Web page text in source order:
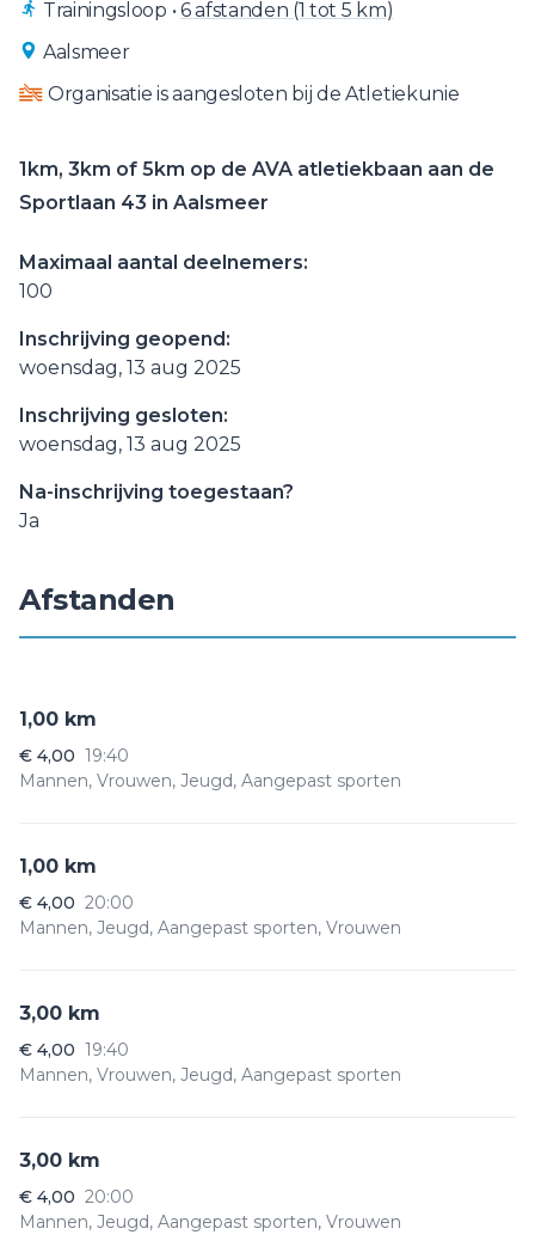
Trainingsloop • 6 afstanden (1 tot 5 km)
Aalsmeer
Organisatie is aangesloten bij de Atletiekunie
1km, 3km of 5km op de AVA atletiekbaan aan de
Sportlaan 43 in Aalsmeer
Maximaal aantal deelnemers:
100
Inschrijving geopend:
woensdag, 13 aug 2025
Inschrijving gesloten:
woensdag, 13 aug 2025
Na-inschrijving toegestaan?
Ja
Afstanden
1,00 km
19:40
Mannen, Vrouwen, Jeugd, Aangepast sporten
€ 4,00
1,00 km
20:00
Mannen, Jeugd, Aangepast sporten, Vrouwen
€ 4,00
3,00 km
19:40
Mannen, Vrouwen, Jeugd, Aangepast sporten
€ 4,00
3,00 km
20:00
Mannen, Jeugd, Aangepast sporten, Vrouwen
€ 4,00